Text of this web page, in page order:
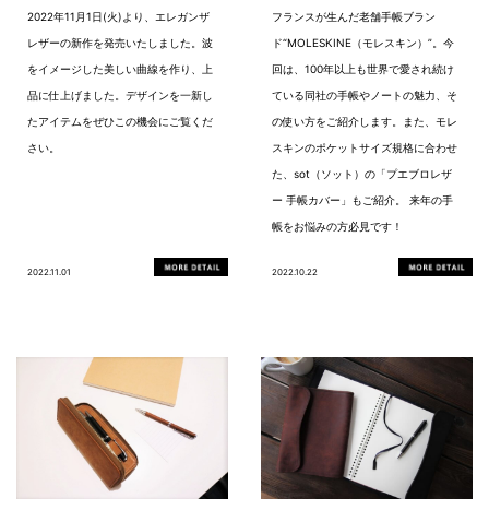
2022年11月1日(火)より、エレガンザ
レザーの新作を発売いたしました。波
をイメージした美しい曲線を作り、上
品に仕上げました。デザインを一新し
たアイテムをぜひこの機会にご覧くだ
さい。
2022.11.01
フランスが生んだ老舗手帳ブラン
ド“MOLESKINE（モレスキン）”。今
回は、100年以上も世界で愛され続け
ている同社の手帳やノートの魅力、そ
の使い方をご紹介します。また、モレ
スキンのポケットサイズ規格に合わせ
た、sot（ソット）の「プエブロレザ
ー 手帳カバー」もご紹介。 来年の手
帳をお悩みの方必見です！
2022.10.22